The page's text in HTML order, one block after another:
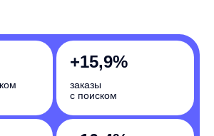
+10,4%
из автоподсказок